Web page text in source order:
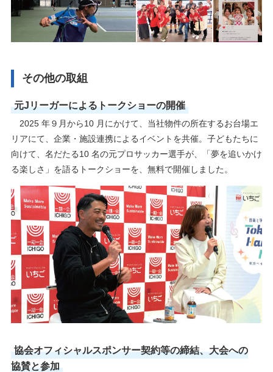
その他の取組
元Jリーガーによるトークショーの開催
2025 年９月から10 月にかけて、当社物件の所在するお台場エ
リアにて、企業・施設連携によるイベントを共催。子どもたちに
向けて、名だたる10 名の元プロサッカー選手が、「夢を追いかけ
る楽しさ」を語るトークショーを、無料で開催しました。
協会オフィシャルスポンサー契約等の締結、大会への
協賛と参加